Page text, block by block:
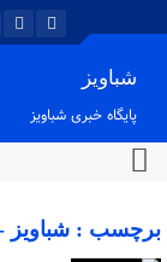
شباویز
پایگاه خبری شباویز
برچسب : شباویز -